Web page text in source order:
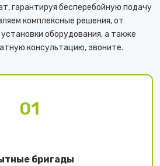
гарантируя бесперебойную подачу
комплексные решения, от
оборудования, а также
консультацию, звоните.
01
бригады